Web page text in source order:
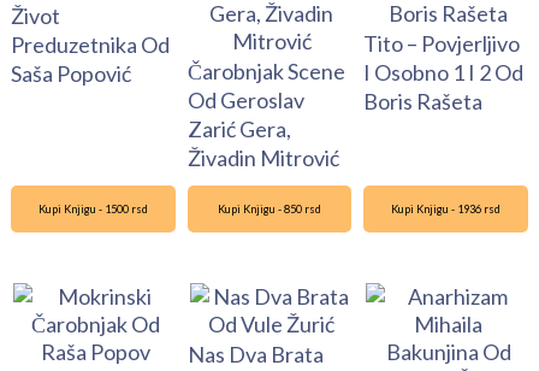
Život
Preduzetnika Od
Saša Popović
Čarobnjak Scene
Od Geroslav
Zarić Gera,
Živadin Mitrović
Tito – Povjerljivo
I Osobno 1 I 2 Od
Boris Rašeta
Kupi Knjigu - 1500 rsd Kupi Knjigu - 850 rsd
Nas Dva Brata
Kupi Knjigu - 1936 rsd